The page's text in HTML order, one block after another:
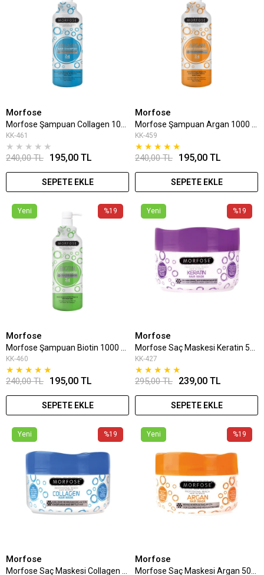
Morfose
KK-461
★ ★ ★ ★ ★
195,00 TL
240,00 TL
SEPETE EKLE
Morfose
KK-459
★ ★ ★ ★ ★
195,00 TL
240,00 TL
SEPETE EKLE
%19
Yeni
Morfose
KK-460
★ ★ ★ ★ ★
195,00 TL
240,00 TL
SEPETE EKLE
%19
Yeni
Morfose
KK-427
★ ★ ★ ★ ★
239,00 TL
295,00 TL
SEPETE EKLE
%19
Yeni
Morfose
%19
Yeni
Morfose